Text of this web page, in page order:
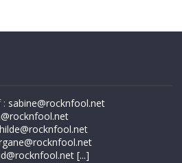
: sabine@rocknfool.net
[...]